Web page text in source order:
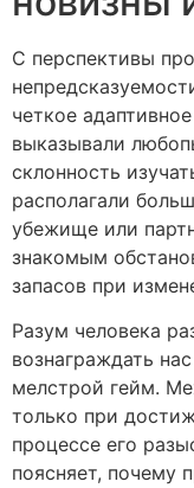
С перспективы
четкое
выказывали
склонность
располагали
убежище или
знакомым
запасов при
Разум человека
вознаграждать
мелстрой гейм.
только при
процессе его
поясняет, почему